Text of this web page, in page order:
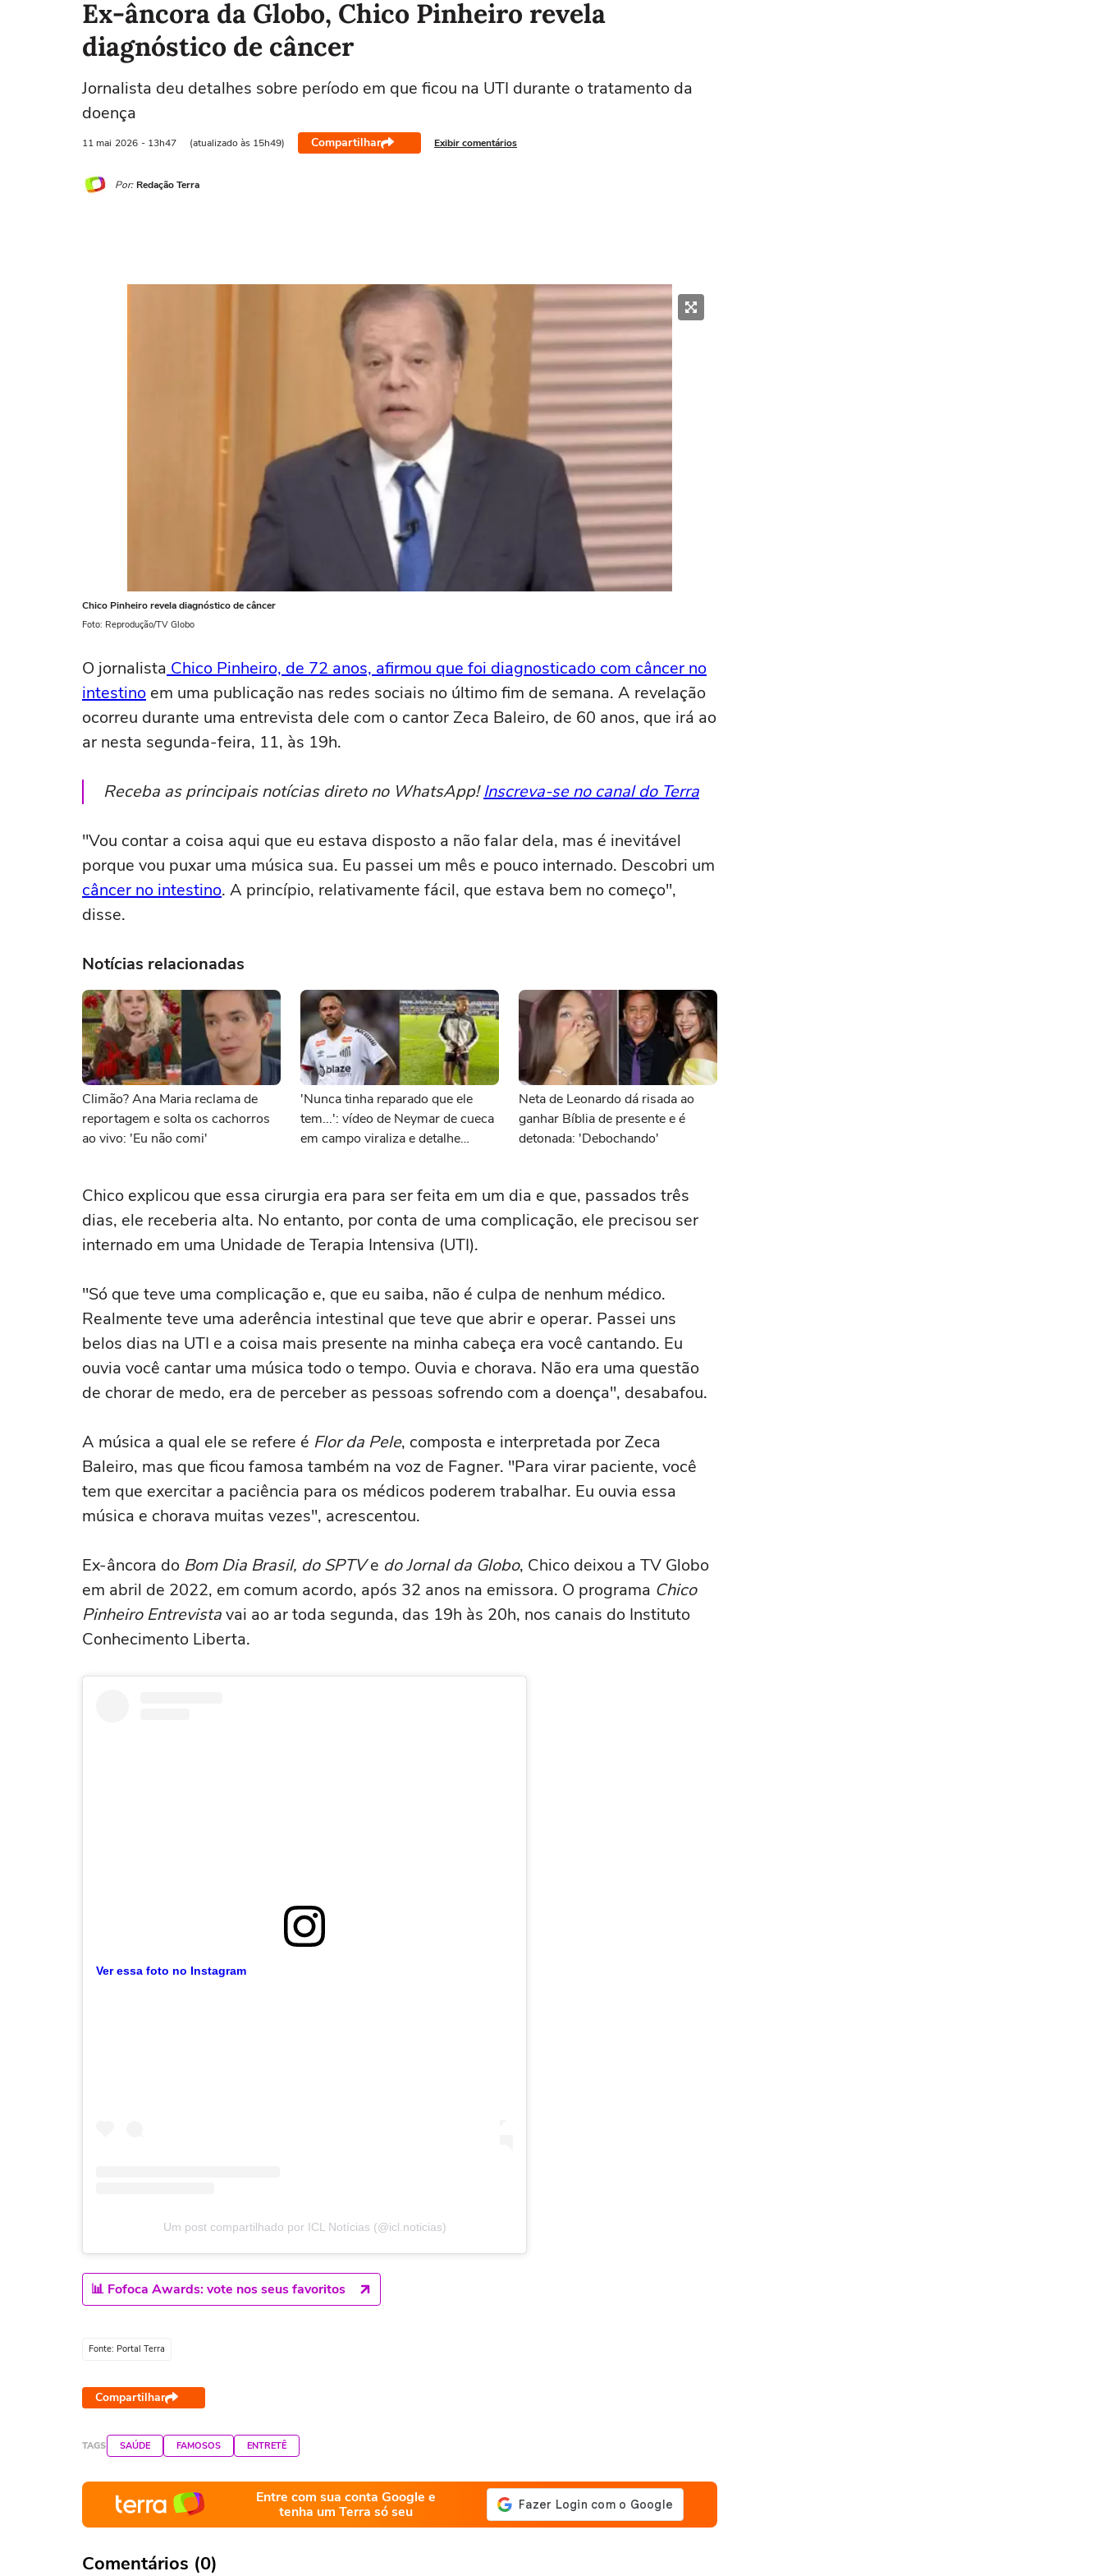
Ex-âncora da Globo, Chico Pinheiro revela
diagnóstico de câncer
Jornalista deu detalhes sobre período em que ficou na UTI durante o tratamento da
doença
11 mai 2026 - 13h47 (atualizado às 15h49) Compartilhar Exibir comentários
Por: Redação Terra
Chico Pinheiro revela diagnóstico de câncer
Foto: Reprodução/TV Globo
O jornalista Chico Pinheiro, de 72 anos, afirmou que foi diagnosticado com câncer no
intestino em uma publicação nas redes sociais no último fim de semana. A revelação
ocorreu durante uma entrevista dele com o cantor Zeca Baleiro, de 60 anos, que irá ao
ar nesta segunda-feira, 11, às 19h.
Receba as principais notícias direto no WhatsApp!Inscreva-se no canal do Terra
"Vou contar a coisa aqui que eu estava disposto a não falar dela, mas é inevitável
porque vou puxar uma música sua. Eu passei um mês e pouco internado. Descobri um
câncer no intestino. A princípio, relativamente fácil, que estava bem no começo",
disse.
Notícias relacionadas
Climão? Ana Maria reclama de
reportagem e solta os cachorros
ao vivo: 'Eu não comi'
'Nunca tinha reparado que ele
tem...': vídeo de Neymar de cueca
em campo viraliza e detalhe
Neta de Leonardo dá risada ao
ganhar Bíblia de presente e é
detonada: 'Debochando'
Chico explicou que essa cirurgia era para ser feita em um dia e que, passados três
dias, ele receberia alta. No entanto, por conta de uma complicação, ele precisou ser
internado em uma Unidade de Terapia Intensiva (UTI).
"Só que teve uma complicação e, que eu saiba, não é culpa de nenhum médico.
Realmente teve uma aderência intestinal que teve que abrir e operar. Passei uns
belos dias na UTI e a coisa mais presente na minha cabeça era você cantando. Eu
ouvia você cantar uma música todo o tempo. Ouvia e chorava. Não era uma questão
de chorar de medo, era de perceber as pessoas sofrendo com a doença", desabafou.
A música a qual ele se refere é Flor da Pele, composta e interpretada por Zeca
Baleiro, mas que ficou famosa também na voz de Fagner. "Para virar paciente, você
tem que exercitar a paciência para os médicos poderem trabalhar. Eu ouvia essa
música e chorava muitas vezes", acrescentou.
Ex-âncora do Bom Dia Brasil, do SPTVe do Jornal da Globo, Chico deixou a TV Globo
em abril de 2022, em comum acordo, após 32 anos na emissora. O programa Chico
Pinheiro Entrevistavai ao ar toda segunda, das 19h às 20h, nos canais do Instituto
Conhecimento Liberta.
Ver essa foto no Instagram
Um post compartilhado por ICL Notícias (@icl.noticias)
📊 Fofoca Awards: vote nos seus favoritos
Fonte: Portal Terra
Compartilhar
TAGS SAÚDE FAMOSOS ENTRETÊ
Entre com sua conta Google e
tenha um Terra só seu
Comentários (0)